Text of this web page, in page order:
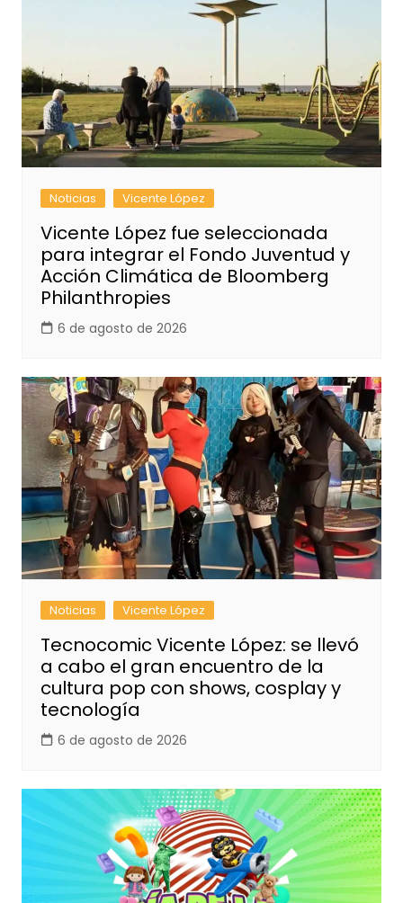
Noticias Vicente López
Vicente López fue seleccionada
para integrar el Fondo Juventud y
Acción Climática de Bloomberg
Philanthropies
6 de agosto de 2026
Noticias Vicente López
Tecnocomic Vicente López: se llevó
a cabo el gran encuentro de la
cultura pop con shows, cosplay y
tecnología
6 de agosto de 2026